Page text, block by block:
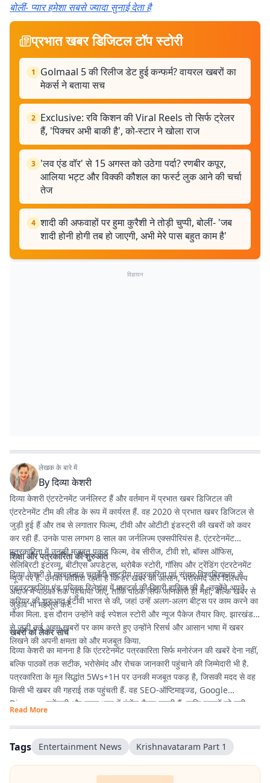
बोलीं- प्यार हमेशा सबसे ज्यादा सुनाई देता है
प्रभात खबर डिजिटल टॉप स्टोरी
1
Golmaal 5 की रिलीज डेट हुई कन्फर्म? वायरल खबरों का
मेकर्स ने बताया सच
2 Exclusive: रवि किशन की Viral Reels तो सिर्फ ट्रेलर
हैं, 'पिक्चर अभी बाकी है', को-स्टार ने खोला राज
3 'लव एंड वॉर' से 15 अगस्त को उठेगा पर्दा? रणबीर कपूर,
आलिया भट्ट और विक्की कौशल का फर्स्ट लुक आने की चर्चा
तेज
4 शादी की अफवाहों पर हुमा कुरैशी ने तोड़ी चुप्पी, बोलीं- 'जब
शादी होनी होगी तब हो जाएगी, अभी मेरे पास बहुत काम है'
विज्ञापन
लेखक के बारे में
Byदिव्या केशरी
दिव्या केशरी एंटरटेनमेंट जर्नलिस्ट हैं और वर्तमान में प्रभात खबर डिजिटल की
एंटरटेनमेंट टीम की लीड के रूप में कार्यरत हैं. वह 2020 से प्रभात खबर डिजिटल से
जुड़ी हुई हैं और तब से लगातार फिल्म, टीवी और ओटीटी इंडस्ट्री की खबरों को कवर
कर रही हैं. उनके पास लगभग 8 साल का जर्नलिज्म एक्सपीरियंस है. एंटरटेनमेंट
पत्रकारिता में उनकी मजबूत पकड़ फिल्म, वेब सीरीज, टीवी शो, बॉक्स ऑफिस,
सेलिब्रिटी इंटरव्यू, बीटीएस अपडेट्स, थ्रोबैक स्टोरी, गॉसिप और ट्रेंडिंग एंटरटेनमेंट
न्यूज पर है. उनकी कोशिश रहती है कि हर खबर को आसान, भरोसेमंद और दिलचस्प
अंदाज में पाठकों तक पहुंचाया जाए, ताकि पाठक सिर्फ जानकारी ही नहीं, बल्कि खबर से
जुड़ाव भी महसूस करें.
शिक्षा और पत्रकारिता की शुरुआत
दिव्या केशरी ने माखनलाल चतुर्वेदी राष्ट्रीय पत्रकारिता एवं संचार विश्वविद्यालय से
एडवरटाइजिंग एंड पब्लिक रिलेशंस में मास्टर्स की डिग्री हासिल की है. उन्होंने अपने
करियर की शुरुआत ईटीवी भारत से की, जहां उन्हें अलग-अलग बीट्स पर काम करने का
मौका मिला. इस दौरान उन्होंने कई स्पेशल स्टोरी और न्यूज पैकेज तैयार किए. झारखंड
से जुड़ी कई अहम खबरों पर काम करते हुए उन्होंने रिसर्च और आसान भाषा में खबर
लिखने की अपनी क्षमता को और मजबूत किया.
खबरों को लेकर सोच
दिव्या केशरी का मानना है कि एंटरटेनमेंट पत्रकारिता सिर्फ मनोरंजन की खबरें देना नहीं,
बल्कि पाठकों तक सटीक, भरोसेमंद और रोचक जानकारी पहुंचाने की जिम्मेदारी भी है.
पत्रकारिता के मूल सिद्धांत 5Ws+1H पर उनकी मजबूत पकड़ है, जिसकी मदद से वह
किसी भी खबर की गहराई तक पहुंचती हैं. वह SEO-ऑप्टिमाइज्ड, Google
Discover फ्रेंडली और सरल भाषा में कंटेंट तैयार करती हैं, ताकि पाठकों को सही
जानकारी आसानी से मिले और उनका पढ़ने का अनुभव बेहतर हो.
Read More
Tags Entertainment News Krishnavataram Part 1